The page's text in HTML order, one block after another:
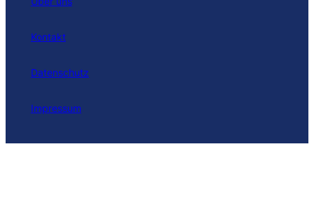
Kontakt
Datenschutz
Impressum